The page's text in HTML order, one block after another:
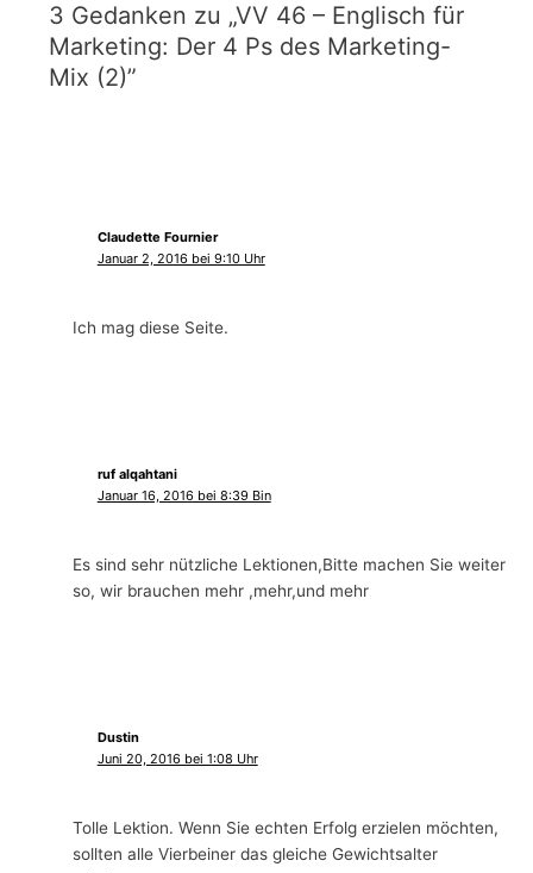
3 Gedanken zu „VV 46 – Englisch für
Marketing: Der 4 Ps des Marketing-
Mix (2)”
Claudette Fournier
Januar 2, 2016 bei 9:10 Uhr
Ich mag diese Seite.
ruf alqahtani
Januar 16, 2016 bei 8:39 Bin
Es sind sehr nützliche Lektionen,Bitte machen Sie weiter
so, wir brauchen mehr ,mehr,und mehr
Dustin
Juni 20, 2016 bei 1:08 Uhr
Tolle Lektion. Wenn Sie echten Erfolg erzielen möchten,
sollten alle Vierbeiner das gleiche Gewichtsalter